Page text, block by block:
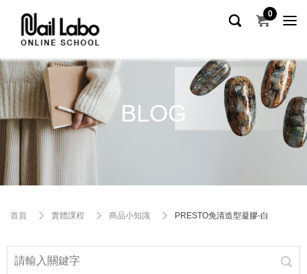
0
BLOG
首頁 實體課程 商品小知識 PRESTO免清造型凝膠-白